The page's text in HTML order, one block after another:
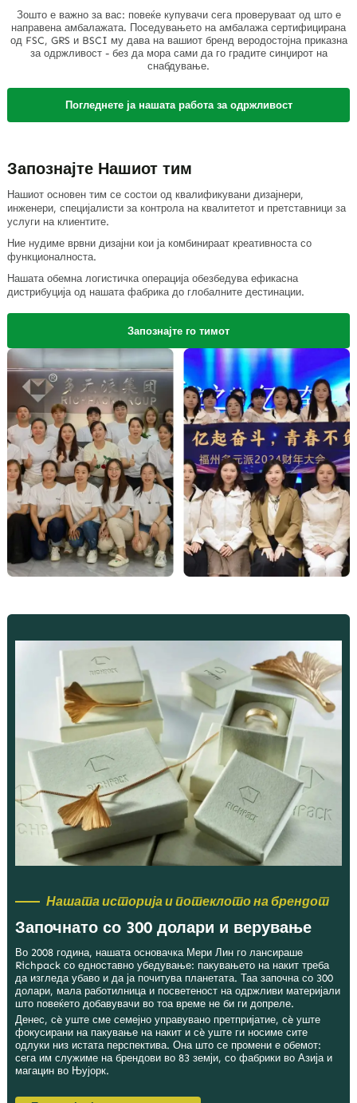
Зошто е важно за вас: повеќе купувачи сега проверуваат од што е
направена амбалажата. Поседувањето на амбалажа сертифицирана
од FSC, GRS и BSCI му дава на вашиот бренд веродостојна приказна
за одржливост - без да мора сами да го градите синџирот на
снабдување.
Погледнете ја нашата работа за одржливост
Запознајте Нашиот тим
Нашиот основен тим се состои од квалификувани дизајнери,
инженери, специјалисти за контрола на квалитетот и претставници за
услуги на клиентите.
Ние нудиме врвни дизајни кои ја комбинираат креативноста со
функционалноста.
Нашата обемна логистичка операција обезбедува ефикасна
дистрибуција од нашата фабрика до глобалните дестинации.
Запознајте го тимот
Нашата историја и потеклото на брендот
Започнато со 300 долари и верување
Во 2008 година, нашата основачка Мери Лин го лансираше
Richpack со едноставно убедување: пакувањето на накит треба
да изгледа убаво и да ја почитува планетата. Таа започна со 300
долари, мала работилница и посветеност на одржливи материјали
што повеќето добавувачи во тоа време не би ги допреле.
Денес, сè уште сме семејно управувано претпријатие, сè уште
фокусирани на пакување на накит и сè уште ги носиме сите
одлуки низ истата перспектива. Она што се промени е обемот:
сега им служиме на брендови во 83 земји, со фабрики во Азија и
магацин во Њујорк.